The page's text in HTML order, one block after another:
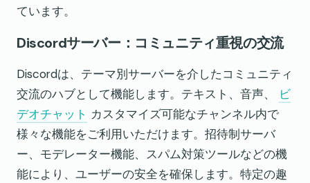
ています。
Discordサーバー：コミュニティ重視の交流
Discordは、テーマ別サーバーを介したコミュニティ
交流のハブとして機能します。テキスト、音声、
ビ
デオチャット カスタマイズ可能なチャンネル内で
様々な機能をご利用いただけます。招待制サーバ
ー、モデレーター機能、スパム対策ツールなどの機
能により、ユーザーの安全を確保します。特定の趣